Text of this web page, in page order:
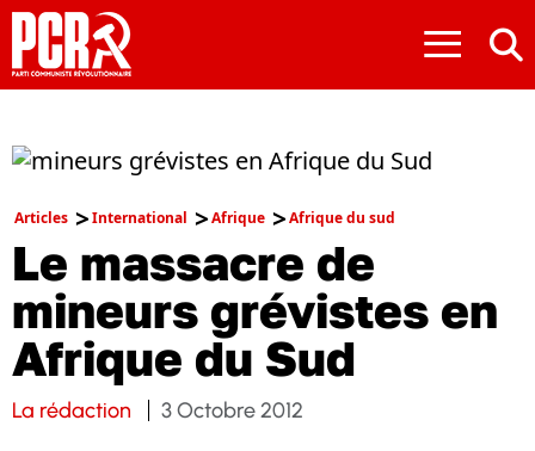
≡
Articles International Afrique Afrique du sud
Le massacre de
mineurs grévistes en
Afrique du Sud
La rédaction 3 Octobre 2012